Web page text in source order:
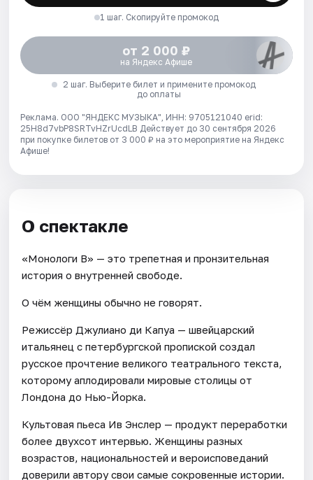
1 шаг. Скопируйте промокод
от 2 000 ₽
на Яндекс Афише
2 шаг. Выберите билет и примените промокод
до оплаты
Реклама. ООО "ЯНДЕКС МУЗЫКА", ИНН: 9705121040 erid:
25H8d7vbP8SRTvHZrUcdLB Действует до 30 сентября 2026
при покупке билетов от 3 000 ₽ на это мероприятие на Яндекс
Афише!
О спектакле
«Монологи В» — это трепетная и пронзительная
история о внутренней свободе.
О чём женщины обычно не говорят.
Режиссёр Джулиано ди Капуа — швейцарский
итальянец с петербургской пропиской создал
русское прочтение великого театрального текста,
которому аплодировали мировые столицы от
Лондона до Нью-Йорка.
Культовая пьеса Ив Энслер — продукт переработки
более двухсот интервью. Женщины разных
возрастов, национальностей и вероисповеданий
доверили автору свои самые сокровенные истории.